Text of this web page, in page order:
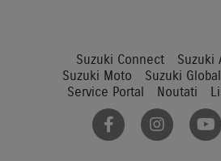
Suzuki Connect
Suzuki
Suzuki Moto
Suzuki Global
Service Portal
Noutati